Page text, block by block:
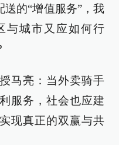
的“增值服务”，我
与城市又应如何行
马亮：当外卖骑手
服务，社会也应建
现真正的双赢与共